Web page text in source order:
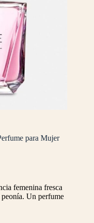
para Mujer
femenina fresca
Un perfume